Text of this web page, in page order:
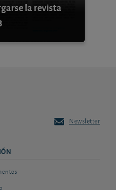
la revista
Newsletter